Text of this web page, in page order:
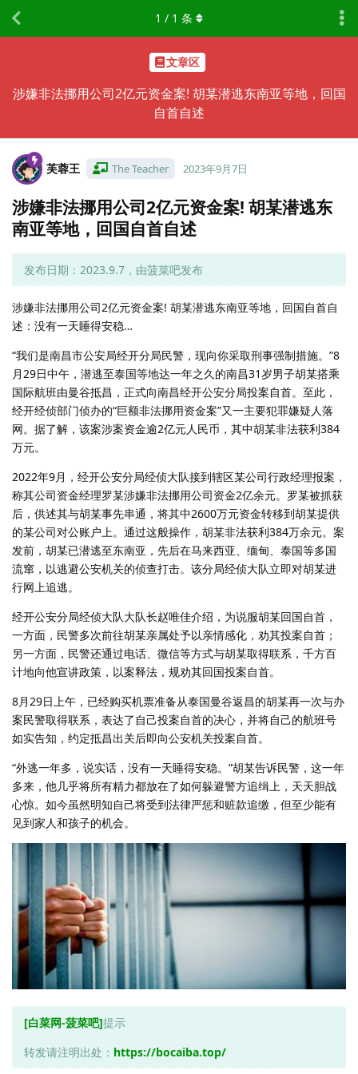
文章区
涉嫌非法挪用公司2亿元资金案! 胡某潜逃东南亚等地，回国
自首自述
1 / 1 条
芙蓉王 The Teacher 2023年9月7日
涉嫌非法挪用公司2亿元资金案! 胡某潜逃东
南亚等地，回国自首自述
发布日期：2023.9.7，由菠菜吧发布
涉嫌非法挪用公司2亿元资金案! 胡某潜逃东南亚等地，回国自首自
述：没有一天睡得安稳…
“我们是南昌市公安局经开分局民警，现向你采取刑事强制措施。”8
月29日中午，潜逃至泰国等地达一年之久的南昌31岁男子胡某搭乘
国际航班由曼谷抵昌，正式向南昌经开公安分局投案自首。至此，
经开经侦部门侦办的“巨额非法挪用资金案”又一主要犯罪嫌疑人落
网。据了解，该案涉案资金逾2亿元人民币，其中胡某非法获利384
万元。
2022年9月，经开公安分局经侦大队接到辖区某公司行政经理报案，
称其公司资金经理罗某涉嫌非法挪用公司资金2亿余元。罗某被抓获
后，供述其与胡某事先串通，将其中2600万元资金转移到胡某提供
的某公司对公账户上。通过这般操作，胡某非法获利384万余元。案
发前，胡某已潜逃至东南亚，先后在马来西亚、缅甸、泰国等多国
流窜，以逃避公安机关的侦查打击。该分局经侦大队立即对胡某进
行网上追逃。
经开公安分局经侦大队大队长赵唯佳介绍，为说服胡某回国自首，
一方面，民警多次前往胡某亲属处予以亲情感化，劝其投案自首；
另一方面，民警还通过电话、微信等方式与胡某取得联系，千方百
计地向他宣讲政策，以案释法，规劝其回国投案自首。
8月29日上午，已经购买机票准备从泰国曼谷返昌的胡某再一次与办
案民警取得联系，表达了自己投案自首的决心，并将自己的航班号
如实告知，约定抵昌出关后即向公安机关投案自首。
“外逃一年多，说实话，没有一天睡得安稳。”胡某告诉民警，这一年
多来，他几乎将所有精力都放在了如何躲避警方追缉上，天天胆战
心惊。如今虽然明知自己将受到法律严惩和赃款追缴，但至少能有
见到家人和孩子的机会。
[白菜网-菠菜吧]提示
转发请注明出处： https://bocaiba.top/